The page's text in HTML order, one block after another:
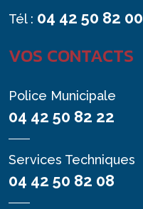
Tél : 04 42 50 82 00
VOS CONTACTS
Police Municipale
04 42 50 82 22
Services Techniques
04 42 50 82 08